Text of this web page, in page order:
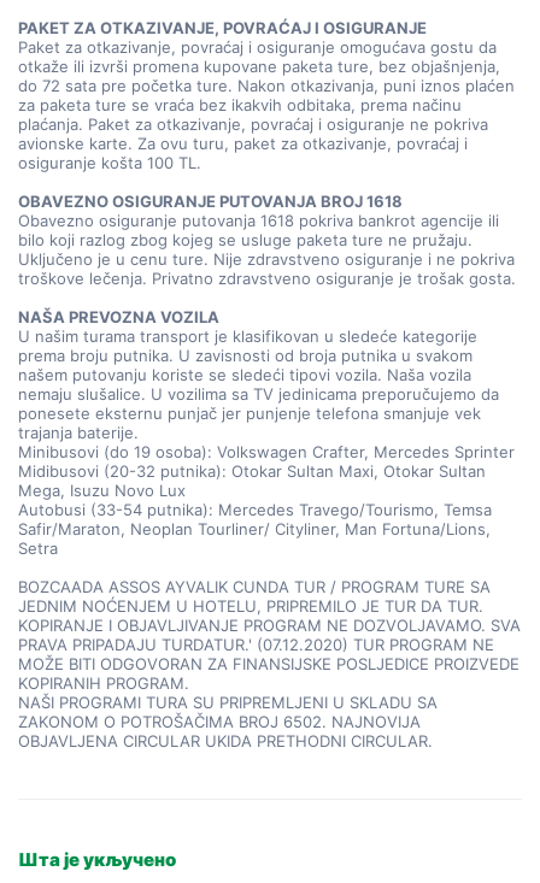
PAKET ZA OTKAZIVANJE, POVRAĆAJ I OSIGURANJE
Paket za otkazivanje, povraćaj i osiguranje omogućava gostu da
otkaže ili izvrši promena kupovane paketa ture, bez objašnjenja,
do 72 sata pre početka ture. Nakon otkazivanja, puni iznos plaćen
za paketa ture se vraća bez ikakvih odbitaka, prema načinu
plaćanja. Paket za otkazivanje, povraćaj i osiguranje ne pokriva
avionske karte. Za ovu turu, paket za otkazivanje, povraćaj i
osiguranje košta 100 TL.
OBAVEZNO OSIGURANJE PUTOVANJA BROJ 1618
Obavezno osiguranje putovanja 1618 pokriva bankrot agencije ili
bilo koji razlog zbog kojeg se usluge paketa ture ne pružaju.
Uključeno je u cenu ture. Nije zdravstveno osiguranje i ne pokriva
troškove lečenja. Privatno zdravstveno osiguranje je trošak gosta.
NAŠA PREVOZNA VOZILA
U našim turama transport je klasifikovan u sledeće kategorije
prema broju putnika. U zavisnosti od broja putnika u svakom
našem putovanju koriste se sledeći tipovi vozila. Naša vozila
nemaju slušalice. U vozilima sa TV jedinicama preporučujemo da
ponesete eksternu punjač jer punjenje telefona smanjuje vek
trajanja baterije.
Minibusovi (do 19 osoba): Volkswagen Crafter, Mercedes Sprinter
Midibusovi (20-32 putnika): Otokar Sultan Maxi, Otokar Sultan
Mega, Isuzu Novo Lux
Autobusi (33-54 putnika): Mercedes Travego/Tourismo, Temsa
Safir/Maraton, Neoplan Tourliner/ Cityliner, Man Fortuna/Lions,
Setra
BOZCAADA ASSOS AYVALIK CUNDA TUR / PROGRAM TURE SA
JEDNIM NOĆENJEM U HOTELU, PRIPREMILO JE TUR DA TUR.
KOPIRANJE I OBJAVLJIVANJE PROGRAM NE DOZVOLJAVAMO. SVA
PRAVA PRIPADAJU TURDATUR.' (07.12.2020) TUR PROGRAM NE
MOŽE BITI ODGOVORAN ZA FINANSIJSKE POSLJEDICE PROIZVEDE
KOPIRANIH PROGRAM.
NAŠI PROGRAMI TURA SU PRIPREMLJENI U SKLADU SA
ZAKONOM O POTROŠAČIMA BROJ 6502. NAJNOVIJA
OBJAVLJENA CIRCULAR UKIDA PRETHODNI CIRCULAR.
Шта је укључено